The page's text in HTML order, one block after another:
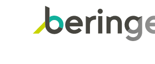
Stad
Beringen